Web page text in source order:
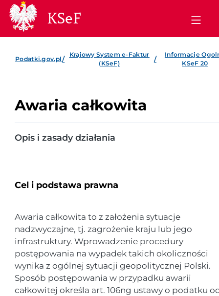
KSeF
Podatki.gov.pl/
Krajowy System e-Faktur
(KSeF)
/
Informacje
KSeF 20
Awaria całkowita
Opis i zasady działania
Cel i podstawa prawna
Awaria całkowita to z założenia sytuacje
nadzwyczajne, tj. zagrożenie kraju lub jego
infrastruktury. Wprowadzenie procedury
postępowania na wypadek takich okoliczności
wynika z ogólnej sytuacji geopolitycznej Polski.
Sposób postępowania w przypadku awarii
całkowitej określa art. 106ng ustawy o podatku